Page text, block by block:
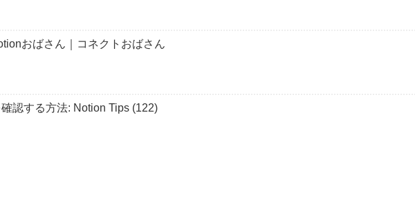
おばさん｜コネクトおばさん
認する方法: Notion Tips (122)